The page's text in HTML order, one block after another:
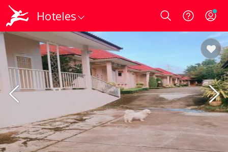
Hoteles Login